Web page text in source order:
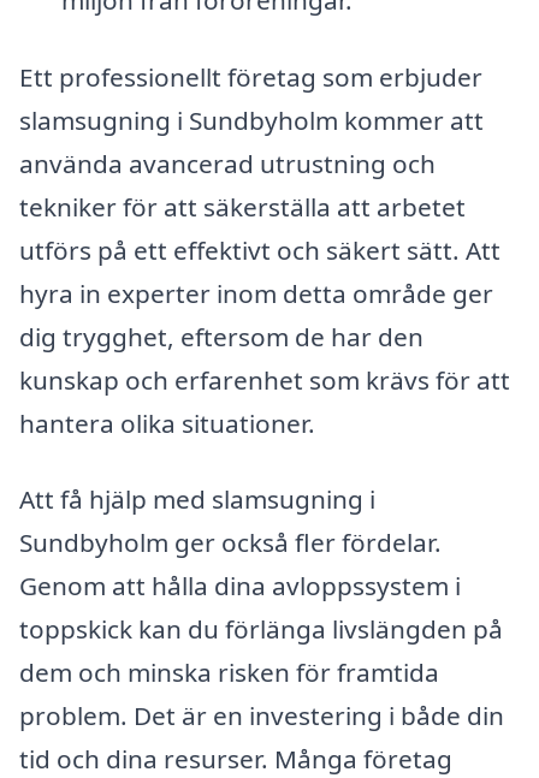
Ett professionellt företag som erbjuder
slamsugning i Sundbyholm kommer att
använda avancerad utrustning och
tekniker för att säkerställa att arbetet
utförs på ett effektivt och säkert sätt. Att
hyra in experter inom detta område ger
dig trygghet, eftersom de har den
kunskap och erfarenhet som krävs för att
hantera olika situationer.
Att få hjälp med slamsugning i
Sundbyholm ger också fler fördelar.
Genom att hålla dina avloppssystem i
toppskick kan du förlänga livslängden på
dem och minska risken för framtida
problem. Det är en investering i både din
tid och dina resurser. Många företag